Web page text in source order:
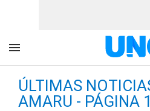
ÚLTIMAS
AMARU - PÁGINA 1